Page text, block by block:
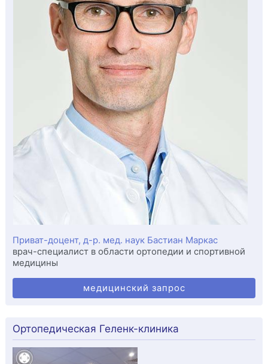
Приват-доцент, д-р. мед. наук Бастиан Маркас
врач-специалист в области ортопедии и спортивной
медицины
медицинский запрос
Ортопедическая Геленк-клиника